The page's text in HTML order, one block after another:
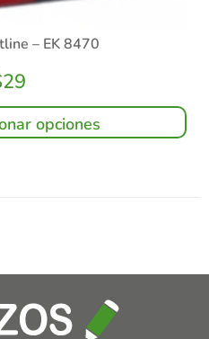
– EK 8470
29
opciones